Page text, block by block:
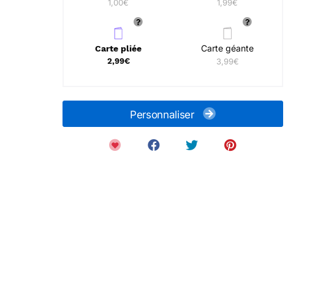
1,00€ 1,99€
Carte pliée
2,99€
Carte géante
3,99€
Personnaliser